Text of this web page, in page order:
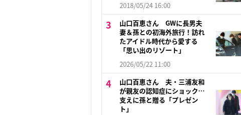
2018/05/24 16:00
山口百恵さん GWに長男夫
妻＆孫との初海外旅行！訪れ
たアイドル時代から愛する
「思い出のリゾート」
2026/05/22 11:00
山口百恵さん 夫・三浦友和
が親友の認知症にショック…
支えに孫と贈る「プレゼン
ト」